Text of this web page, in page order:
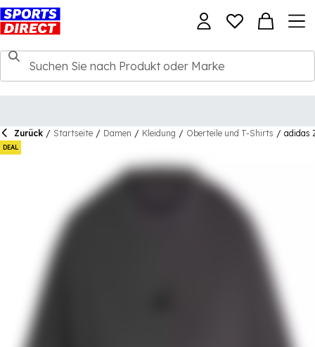
Zurück / Startseite / Damen / Kleidung / Oberteile und T-Shirts / adidas
DEAL